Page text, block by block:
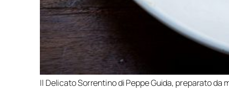
Il Delicato Sorrentino di Peppe Guida, preparato da